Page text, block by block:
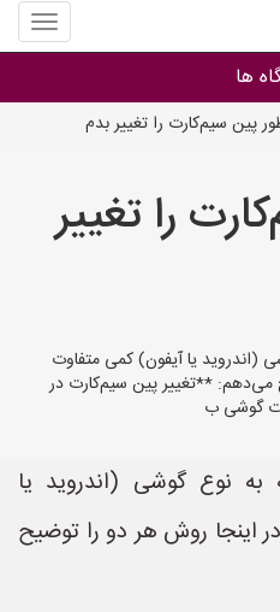
منوی
سایت
سال
ها
ها
پین سیم‌کارت را تغییر بدم
را تغییر
(اندروید یا آیفون) کمی متفاوت
**تغییر پین سیم‌کارت در
به نوع گوشی (اندروید یا
اینجا روش هر دو را توضیح